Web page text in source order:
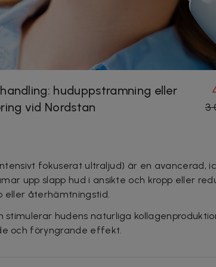
huduppstramning eller
vid Nordstan
3
fokuserat ultraljud) är en avancerad,
upp slapp hud i ansikte och kropp eller
eller återhämtningstid.
stimulerar hudens naturliga
och föryngrande effekt.